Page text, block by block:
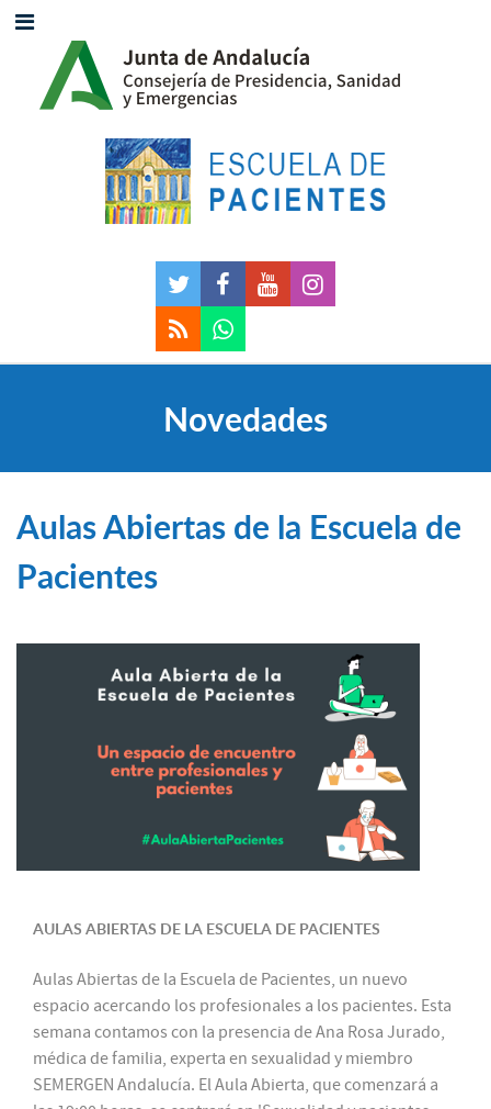
Novedades
Aulas Abiertas de la Escuela de
Pacientes
AULAS ABIERTAS DE LA ESCUELA DE PACIENTES
Aulas Abiertas de la Escuela de Pacientes, un nuevo
espacio acercando los profesionales a los pacientes. Esta
semana contamos con la presencia de Ana Rosa Jurado,
médica de familia, experta en sexualidad y miembro
SEMERGEN Andalucía. El Aula Abierta, que comenzará a